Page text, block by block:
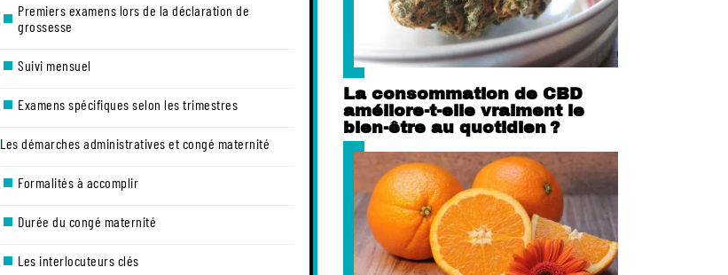
Premiers examens lors de la déclaration de
grossesse
Suivi mensuel
Examens spécifiques selon les trimestres
Les démarches administratives et congé maternité
Formalités à accomplir
Durée du congé maternité
Les interlocuteurs clés
La consommation de CBD
améliore-t-elle vraiment le
bien-être au quotidien ?